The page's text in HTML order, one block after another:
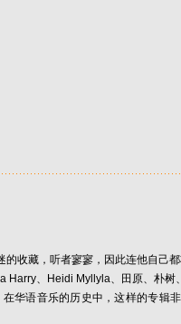
藏，听者寥寥，因此连他自己
、Heidi Myllyla、田原、朴
语音乐的历史中，这样的专